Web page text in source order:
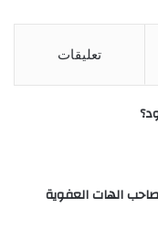
باستخدام
قبل
إلغاء
يوفر لك المال.
تعليقات
الهات العفوية